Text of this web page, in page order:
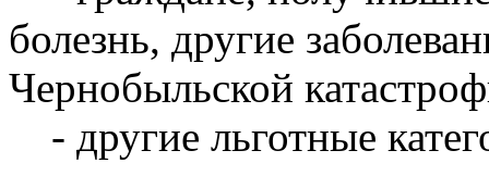
болезнь, другие
Чернобыльской
- другие льготные